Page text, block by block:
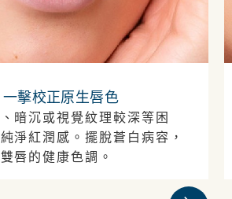
擊校正原生唇色
暗沉或視覺紋理較深等困
淨紅潤感。擺脫蒼白病容，
唇的健康色調。